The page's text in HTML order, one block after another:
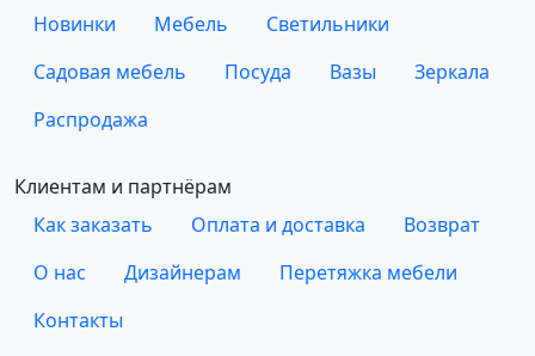
Новинки
Мебель
Светильники
Садовая мебель
Посуда Вазы
Зеркала
Распродажа
Клиентам и партнёрам
Как заказать
Оплата и доставка
Возврат
О нас
Дизайнерам
Перетяжка мебели
Контакты